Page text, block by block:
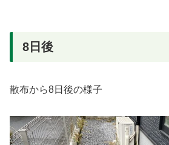
8日後
散布から8日後の様子